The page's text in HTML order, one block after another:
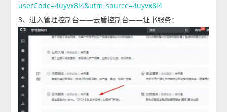
userCode=4uyvx8l4&utm_source=4uyvx8l4
3、进入管理控制台——云盾控制台——证书服务：